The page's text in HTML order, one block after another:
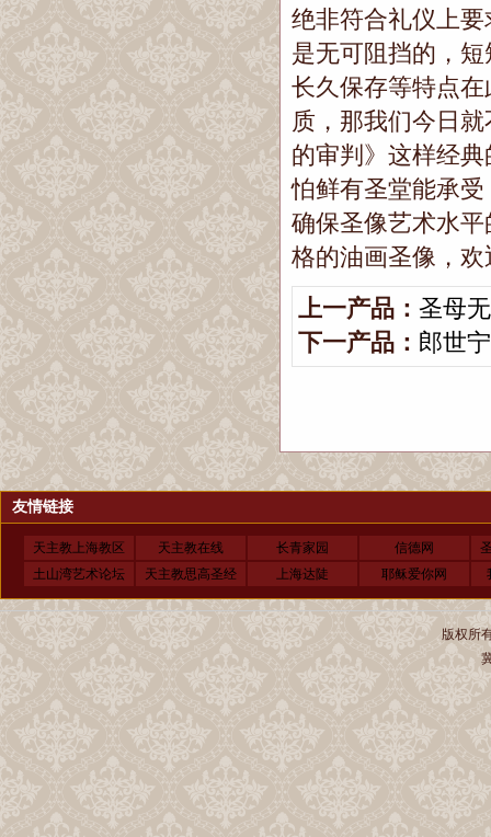
绝非符合礼仪上
是无可阻挡的，
长久保存等特点
质，那我们今日
的审判》这样经
怕鲜有圣堂能承
确保圣像艺术水
格的油画圣像，欢
上一产品： 圣母
下一产品： 郎世
友情链接
天主教上海教区 天主教在线 长青家园 信德网
土山湾艺术论坛
天主教思高圣经 上海达陡 耶稣爱你网
版权所